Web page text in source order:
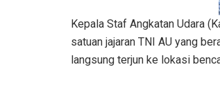
Kepala Staf Angkatan Udara
satuan jajaran TNI AU yang
langsung terjun ke lokasi